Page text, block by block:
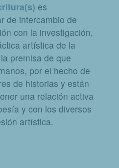
es
de intercambio de
con la investigación,
artística de la
premisa de que
por el hecho de
de historias y están
una relación activa
y con los diversos
artística.